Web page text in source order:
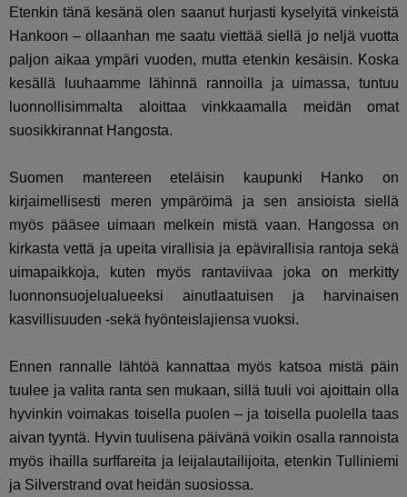
Etenkin tänä kesänä olen saanut hurjasti kyselyitä vinkeistä
Hankoon – ollaanhan me saatu viettää siellä jo neljä vuotta
paljon aikaa ympäri vuoden, mutta etenkin kesäisin. Koska
kesällä luuhaamme lähinnä rannoilla ja uimassa, tuntuu
luonnollisimmalta aloittaa vinkkaamalla meidän omat
suosikkirannat Hangosta.
Suomen mantereen eteläisin kaupunki Hanko on
kirjaimellisesti meren ympäröimä ja sen ansioista siellä
myös pääsee uimaan melkein mistä vaan. Hangossa on
kirkasta vettä ja upeita virallisia ja epävirallisia rantoja sekä
uimapaikkoja, kuten myös rantaviivaa joka on merkitty
luonnonsuojelualueeksi ainutlaatuisen ja harvinaisen
kasvillisuuden -sekä hyönteislajiensa vuoksi.
Ennen rannalle lähtöä kannattaa myös katsoa mistä päin
tuulee ja valita ranta sen mukaan, sillä tuuli voi ajoittain olla
hyvinkin voimakas toisella puolen – ja toisella puolella taas
aivan tyyntä. Hyvin tuulisena päivänä voikin osalla rannoista
myös ihailla surffareita ja leijalautailijoita, etenkin Tulliniemi
ja Silverstrand ovat heidän suosiossa.